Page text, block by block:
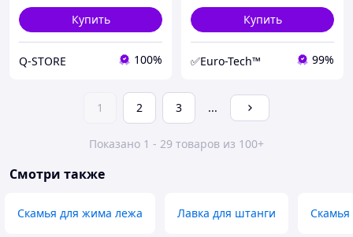
Купить
Q-STORE 100%
Купить
✅Euro-Tech™ 99%
1 2 3 ...
Показано 1 - 29 товаров из 100+
Смотри также
Скамья для жима лежа Лавка для штанги Скамья